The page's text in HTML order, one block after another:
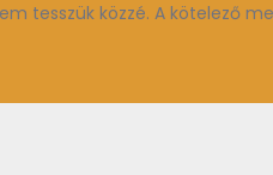
tesszük közzé. A kötelező